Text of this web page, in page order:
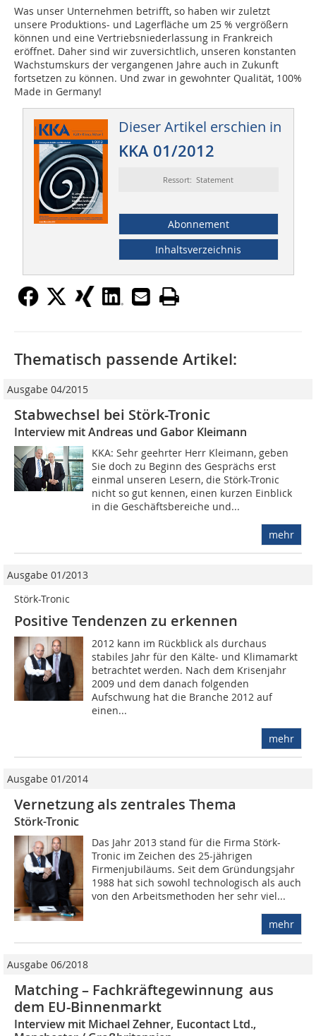
Was unser Unternehmen betrifft, so haben wir zuletzt
unsere Produktions- und Lagerfläche um 25 % vergrößern
können und eine Vertriebsniederlassung in Frankreich
eröffnet. Daher sind wir zuversichtlich, unseren konstanten
Wachstumskurs der vergangenen Jahre auch in Zukunft
fortsetzen zu können. Und zwar in gewohnter Qualität, 100%
Made in Germany!
Dieser Artikel erschien in
KKA 01/2012
Ressort: Statement
Abonnement
Inhaltsverzeichnis
Thematisch passende Artikel:
Ausgabe 04/2015
Stabwechsel bei Störk-Tronic
Interview mit Andreas und Gabor Kleimann
KKA: Sehr geehrter Herr Kleimann, geben
Sie doch zu Beginn des Gesprächs erst
einmal unseren Lesern, die Störk-Tronic
nicht so gut kennen, einen kurzen Einblick
in die Geschäftsbereiche und...
mehr
Ausgabe 01/2013
Störk-Tronic
Positive Tendenzen zu erkennen
2012 kann im Rückblick als durchaus
stabiles Jahr für den Kälte- und Klimamarkt
betrachtet werden. Nach dem Krisenjahr
2009 und dem danach folgenden
Aufschwung hat die Branche 2012 auf
einen...
mehr
Ausgabe 01/2014
Vernetzung als zentrales Thema
Störk-Tronic
Das Jahr 2013 stand für die Firma Störk-
Tronic im Zeichen des 25-jährigen
Firmenjubiläums. Seit dem Gründungsjahr
1988 hat sich sowohl technologisch als auch
von den Arbeitsmethoden her sehr viel...
mehr
Ausgabe 06/2018
Matching – Fachkräftegewinnung aus
dem EU-Binnenmarkt
Interview mit Michael Zehner, Eucontact Ltd.,